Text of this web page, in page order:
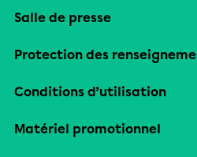
Salle de presse
Protection des
Conditions d’utilisation
Matériel promotionnel